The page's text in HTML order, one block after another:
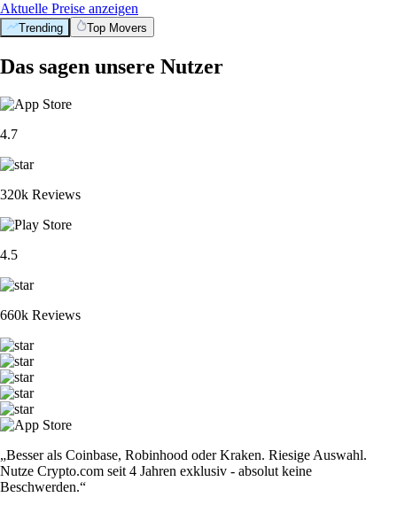
Aktuelle Preise anzeigen
Trending Top Movers
Das sagen unsere Nutzer
4.7
320k Reviews
4.5
660k Reviews
„Besser als Coinbase, Robinhood oder Kraken. Riesige Auswahl.
Nutze Crypto.com seit 4 Jahren exklusiv - absolut keine
Beschwerden.“